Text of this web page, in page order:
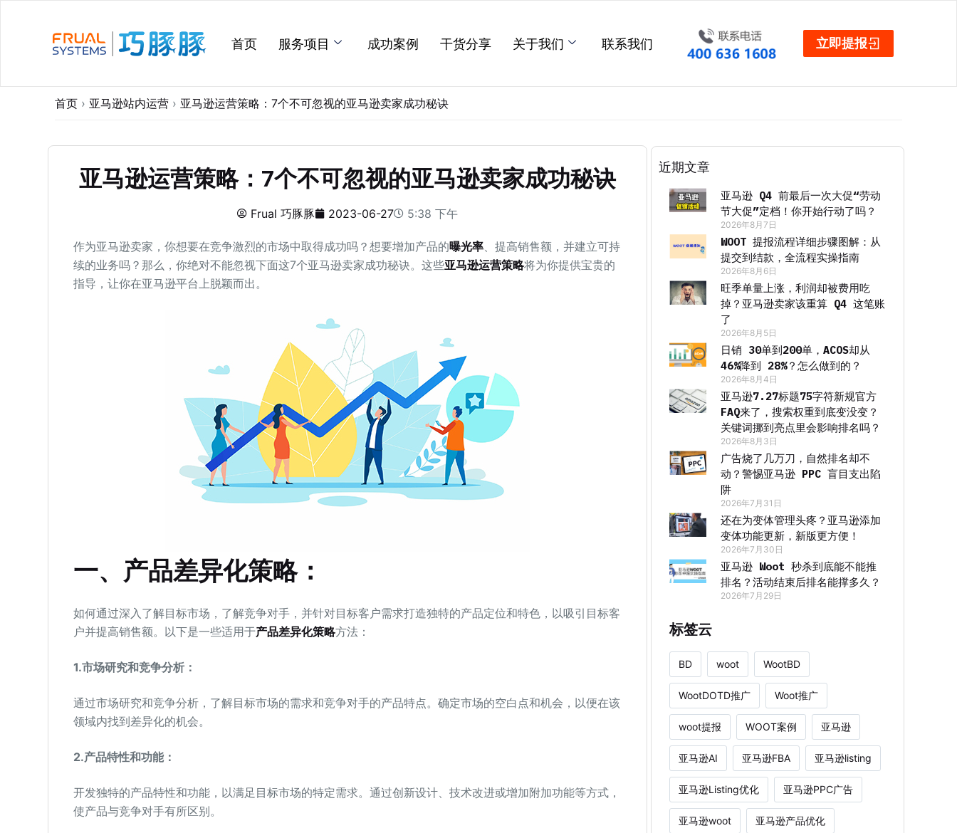
首页 服务项目 成功案例 干货分享 关于我们 联系我们 立即提报
首页 › 亚马逊站内运营 › 亚马逊运营策略：7个不可忽视的亚马逊卖家成功秘诀
亚马逊运营策略：7个不可忽视的亚马逊卖家成功秘诀
Frual 巧豚豚 2023-06-27 5:38 下午
作为亚马逊卖家，你想要在竞争激烈的市场中取得成功吗？想要增加产品的曝光率、提高销售额，并建立可持
续的业务吗？那么，你绝对不能忽视下面这7个亚马逊卖家成功秘诀。这些亚马逊运营策略将为你提供宝贵的
指导，让你在亚马逊平台上脱颖而出。
一、产品差异化策略：
如何通过深入了解目标市场，了解竞争对手，并针对目标客户需求打造独特的产品定位和特色，以吸引目标客
户并提高销售额。以下是一些适用于产品差异化策略方法：
1.市场研究和竞争分析：
通过市场研究和竞争分析，了解目标市场的需求和竞争对手的产品特点。确定市场的空白点和机会，以便在该
领域内找到差异化的机会。
2.产品特性和功能：
开发独特的产品特性和功能，以满足目标市场的特定需求。通过创新设计、技术改进或增加附加功能等方式，
使产品与竞争对手有所区别。
近期文章
亚马逊 Q4 前最后一次大促“劳动
节大促”定档！你开始行动了吗？
2026年8月7日
WOOT 提报流程详细步骤图解：从
提交到结款，全流程实操指南
2026年8月6日
旺季单量上涨，利润却被费用吃
掉？亚马逊卖家该重算 Q4 这笔账
了
2026年8月5日
日销 30单到200单，ACOS却从
46%降到 28%？怎么做到的？
2026年8月4日
亚马逊7.27标题75字符新规官方
FAQ来了，搜索权重到底变没变？
关键词挪到亮点里会影响排名吗？
2026年8月3日
广告烧了几万刀，自然排名却不
动？警惕亚马逊 PPC 盲目支出陷
阱
2026年7月31日
还在为变体管理头疼？亚马逊添加
变体功能更新，新版更方便！
2026年7月30日
亚马逊 Woot 秒杀到底能不能推
排名？活动结束后排名能撑多久？
2026年7月29日
标签云
BD woot WootBD
WootDOTD推广 Woot推广
woot提报 WOOT案例 亚马逊
亚马逊AI 亚马逊FBA 亚马逊listing
亚马逊Listing优化 亚马逊PPC广告
亚马逊woot 亚马逊产品优化